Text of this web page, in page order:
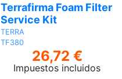
Terrafirma Foam Filter
Service Kit
TERRA
TF380
26,72 €
Impuestos incluidos